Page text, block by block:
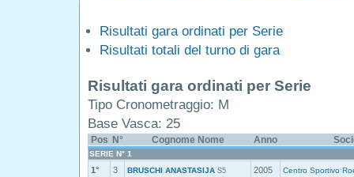
Risultati gara ordinati per Serie
Risultati totali del turno di gara
Risultati gara ordinati per Serie
Tipo Cronometraggio: M
Base Vasca: 25
Pos N° Cognome Nome Anno
SERIE N° 1
1° 3 BRUSCHI ANASTASIJA S5 2005 Centro Sportivo